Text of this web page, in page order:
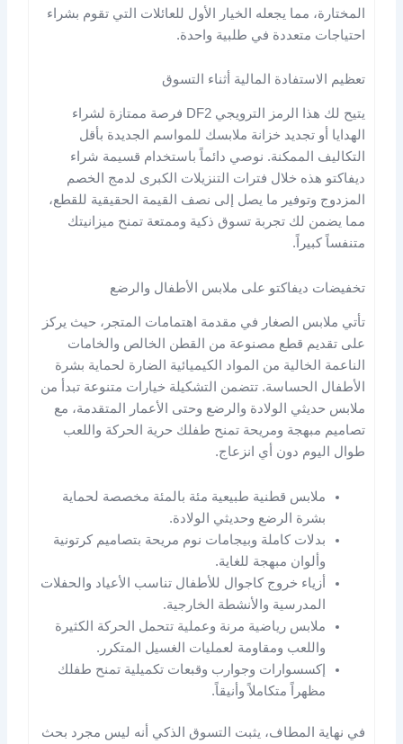
المختارة، مما يجعله الخيار الأول للعائلات التي تقوم بشراء
احتياجات متعددة في طلبية واحدة.
تعظيم الاستفادة المالية أثناء التسوق
يتيح لك هذا الرمز الترويجي DF2 فرصة ممتازة لشراء
الهدايا أو تجديد خزانة ملابسك للمواسم الجديدة بأقل
التكاليف الممكنة. نوصي دائماً باستخدام قسيمة شراء
ديفاكتو هذه خلال فترات التنزيلات الكبرى لدمج الخصم
المزدوج وتوفير ما يصل إلى نصف القيمة الحقيقية للقطع،
مما يضمن لك تجربة تسوق ذكية وممتعة تمنح ميزانيتك
متنفساً كبيراً.
تخفيضات ديفاكتو على ملابس الأطفال والرضع
تأتي ملابس الصغار في مقدمة اهتمامات المتجر، حيث يركز
على تقديم قطع مصنوعة من القطن الخالص والخامات
الناعمة الخالية من المواد الكيميائية الضارة لحماية بشرة
الأطفال الحساسة. تتضمن التشكيلة خيارات متنوعة تبدأ من
ملابس حديثي الولادة والرضع وحتى الأعمار المتقدمة، مع
تصاميم مبهجة ومريحة تمنح طفلك حرية الحركة واللعب
طوال اليوم دون أي انزعاج.
ملابس قطنية طبيعية مئة بالمئة مخصصة لحماية
بشرة الرضع وحديثي الولادة.
بدلات كاملة وبيجامات نوم مريحة بتصاميم كرتونية
وألوان مبهجة للغاية.
أزياء خروج كاجوال للأطفال تناسب الأعياد والحفلات
المدرسية والأنشطة الخارجية.
ملابس رياضية مرنة وعملية تتحمل الحركة الكثيرة
واللعب ومقاومة لعمليات الغسيل المتكرر.
إكسسوارات وجوارب وقبعات تكميلية تمنح طفلك
مظهراً متكاملاً وأنيقاً.
في نهاية المطاف، يثبت التسوق الذكي أنه ليس مجرد بحث